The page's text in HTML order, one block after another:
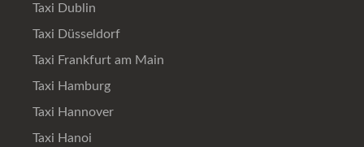
Taxi Dublin
Taxi Düsseldorf
Taxi Frankfurt am Main
Taxi Hamburg
Taxi Hannover
Taxi Hanoi